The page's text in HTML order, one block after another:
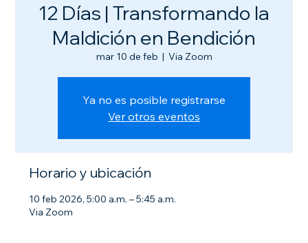
12 Días | Transformando la
Maldición en Bendición
mar 10 de feb
  |
Via Zoom
Ya no es posible registrarse
Ver otros eventos
Horario y ubicación
10 feb 2026, 5:00 a.m. – 5:45 a.m.
Via Zoom